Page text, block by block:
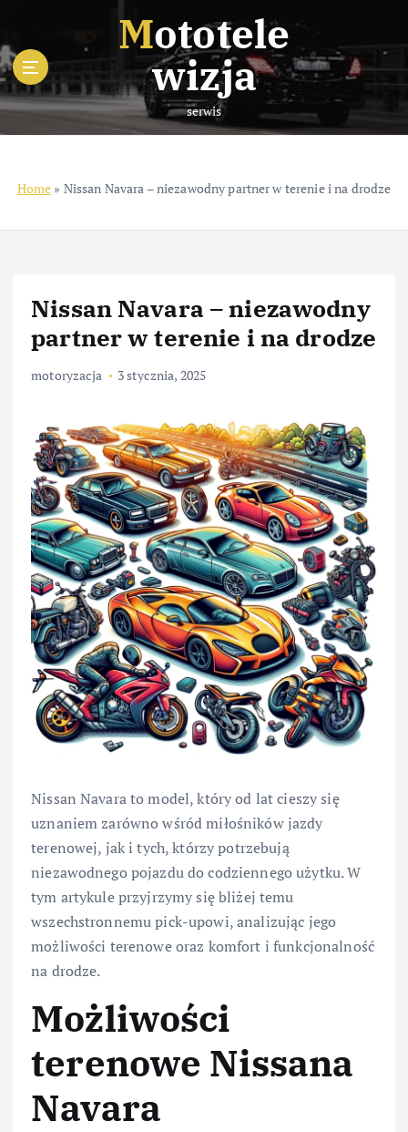
i
p
t
o
c
Mototele
wizja
serwis
Home » Nissan Navara – niezawodny partner w terenie i na drodze
Nissan Navara – niezawodny
partner w terenie i na drodze
motoryzacja 3 stycznia, 2025
Nissan Navara to model, który od lat cieszy się
uznaniem zarówno wśród miłośników jazdy
terenowej, jak i tych, którzy potrzebują
niezawodnego pojazdu do codziennego użytku. W
tym artykule przyjrzymy się bliżej temu
wszechstronnemu pick-upowi, analizując jego
możliwości terenowe oraz komfort i funkcjonalność
na drodze.
Możliwości
terenowe Nissana
Navara